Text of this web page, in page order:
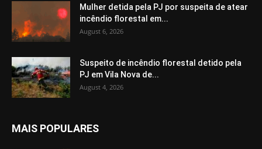
Mulher detida pela PJ por suspeita de atear
incêndio florestal em...
August 6, 2026
Suspeito de incêndio florestal detido pela
PJ em Vila Nova de...
August 4, 2026
MAIS POPULARES